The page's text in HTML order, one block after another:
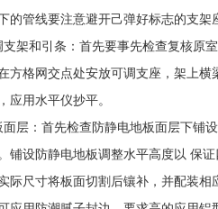
的管线要注意避开己弹好标志的支架
和引条：首先要事先检查复核原室
方格网交点处安放可调支座，架上
应用水平仪抄平。
：首先检查防静电地板面层下铺设
铺设防静电地板调整水平高度以 保
际尺寸将板面切割后镶补，并配装